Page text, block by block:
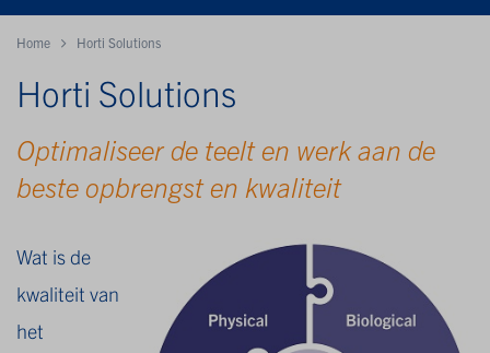
Home Horti Solutions
Horti Solutions
Optimaliseer de teelt en werk aan de
beste opbrengst en kwaliteit
Wat is de
kwaliteit van
het